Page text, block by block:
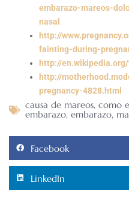
embarazo-mareos-
nasal
http://
fainting-during-
http://
http://
pregnancy-4828.html
causa de mareos, como
embarazo, embarazo,
Facebook
LinkedIn